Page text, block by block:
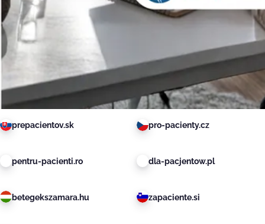
prepacientov.sk pro-pacienty.cz
pentru-pacienti.ro dla-pacjentow.pl
betegekszamara.hu zapaciente.si